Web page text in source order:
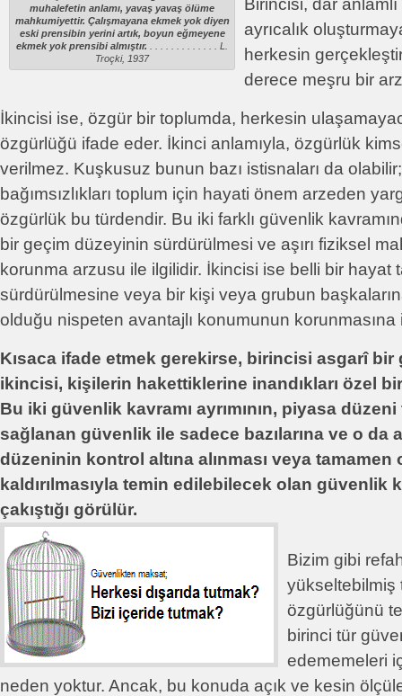
muhalefetin anlamı, yavaş yavaş ölüme
mahkumiyettir. Çalışmayana ekmek yok diyen
eski prensibin yerini artık, boyun eğmeyene
ekmek yok prensibi almıştır. . . . . . . . . . . . . . L.
Troçki, 1937
Birincisi, dar
ayrıcalık
herkesin
derece meşru bir
İkincisi ise, özgür bir toplumda, herkesin
özgürlüğü ifade eder. İkinci anlamıyla, özgürlük
verilmez. Kuşkusuz bunun bazı istisnaları da
bağımsızlıkları toplum için hayati önem arzeden
özgürlük bu türdendir. Bu iki farklı güvenlik
bir geçim düzeyinin sürdürülmesi ve aşırı fiziksel
korunma arzusu ile ilgilidir. İkincisi ise belli bir hayat
sürdürülmesine veya bir kişi veya grubun
olduğu nispeten avantajlı konumunun korunmasına
Kısaca ifade etmek gerekirse, birincisi asgarî
ikincisi, kişilerin hakettiklerine inandıkları özel
Bu iki güvenlik kavramı ayrımının, piyasa
sağlanan güvenlik ile sadece bazılarına ve o da
düzeninin kontrol altına alınması veya tamamen
kaldırılmasıyla temin edilebilecek olan güvenlik
çakıştığı görülür.
Bizim gibi
yükseltebilmiş
özgürlüğünü
birinci tür
edememeleri
neden yoktur. Ancak, bu konuda açık ve kesin